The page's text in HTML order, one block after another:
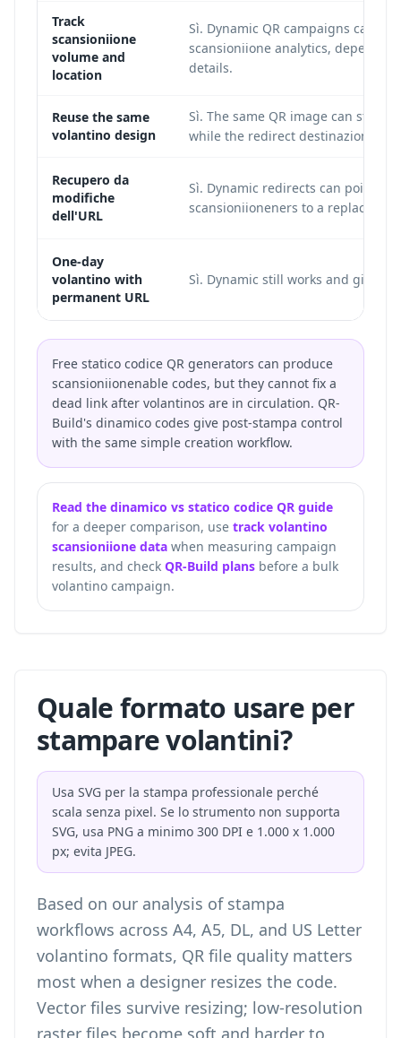
Track
scansioniione
volume and
location
Sì. Dynamic QR campaigns can
scansioniione analytics,
details.
Reuse the same
volantino design
Sì. The same QR image can stay
while the redirect destinazione
Recupero da
modifiche
dell'URL
Sì. Dynamic redirects can point
scansioniioneners to a
One-day
volantino with
permanent URL
Sì. Dynamic still works and gives
Free statico codice QR generators can produce
scansioniionenable codes, but they cannot fix a
dead link after volantinos are in circulation. QR-
Build's dinamico codes give post-stampa control
with the same simple creation workflow.
Read the dinamico vs statico codice QR guide
for a deeper comparison, use track volantino
scansioniione data when measuring campaign
results, and check QR-Build plans before a bulk
volantino campaign.
Quale formato usare per
stampare volantini?
Usa SVG per la stampa professionale perché
scala senza pixel. Se lo strumento non supporta
SVG, usa PNG a minimo 300 DPI e 1.000 x 1.000
px; evita JPEG.
Based on our analysis of stampa
workflows across A4, A5, DL, and US Letter
volantino formats, QR file quality matters
most when a designer resizes the code.
Vector files survive resizing; low-resolution
raster files become soft and harder to